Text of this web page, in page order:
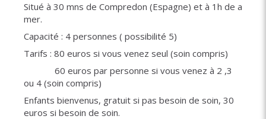
Situé à 30 mns de Compredon (Espagne) et à 1h de a
mer.
Capacité : 4 personnes ( possibilité 5)
Tarifs : 80 euros si vous venez seul (soin compris)
60 euros par personne si vous venez à 2 ,3
ou 4 (soin compris)
Enfants bienvenus, gratuit si pas besoin de soin, 30
euros si besoin de soin.